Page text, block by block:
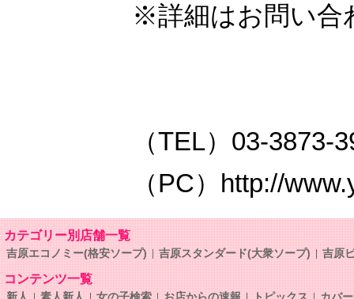
※詳細はお問い合
（TEL）03-3873-
（PC）http://
カテゴリー別店舗一覧
吉原エコノミー(格安ソープ) 吉原スタンダード(大衆ソープ) 吉原
コンテンツ一覧